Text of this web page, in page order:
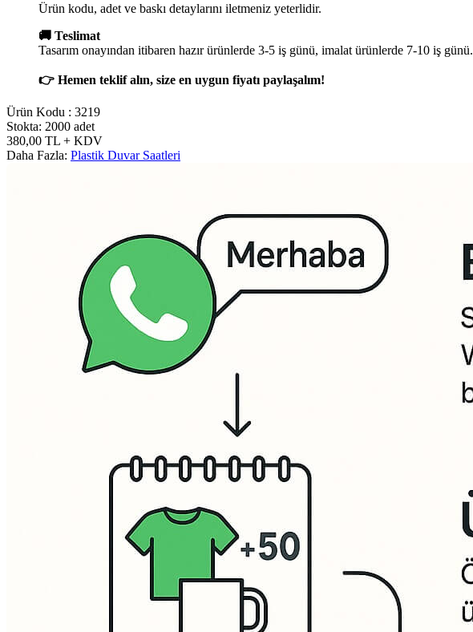
Ürün kodu, adet ve baskı detaylarını iletmeniz yeterlidir.
🚚 Teslimat
Tasarım onayından itibaren hazır ürünlerde 3-5 iş günü, imalat ürünlerde 7-10 iş günü.
👉 Hemen teklif alın, size en uygun fiyatı paylaşalım!
Ürün Kodu : 3219
Stokta: 2000 adet
380,00 TL + KDV
Daha Fazla: Plastik Duvar Saatleri